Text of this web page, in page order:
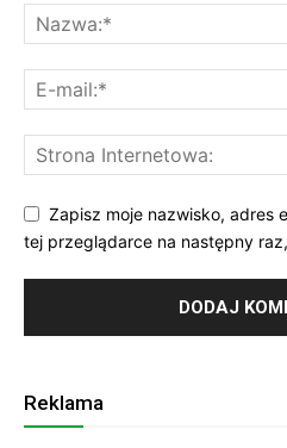
Zapisz moje nazwisko, adres
tej przeglądarce na następny
Reklama